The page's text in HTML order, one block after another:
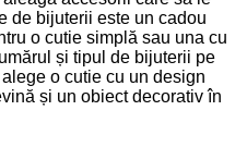
de bijuterii este un cadou
o cutie simplă sau una cu
și tipul de bijuterii pe
o cutie cu un design
și un obiect decorativ în